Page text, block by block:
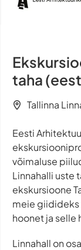
taha
Tallinna
Eesti
võimaluse
Linnahalli uste
ekskursioone
meie giidideks
hoonet ja selle
Linnahall on